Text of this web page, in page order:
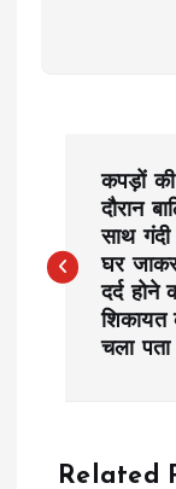
s
a
कपड़ों
दौरान
साथ
घर
दर्द होने
शिकायत
चला पता
Related